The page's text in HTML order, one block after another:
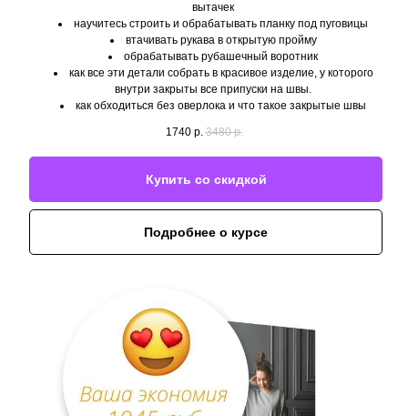
вытачек
научитесь строить и обрабатывать планку под пуговицы
втачивать рукава в открытую пройму
обрабатывать рубашечный воротник
как все эти детали собрать в красивое изделие, у которого
внутри закрыты все припуски на швы.
как обходиться без оверлока и что такое закрытые швы
1740 р. 3480 р.
Купить со скидкой
Подробнее о курсе